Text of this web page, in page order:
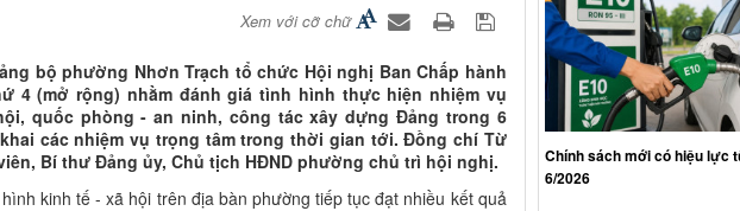
Xem với cỡ chữ
bộ phường Nhơn Trạch tổ chức Hội nghị Ban Chấp hành
4 (mở rộng) nhằm đánh giá tình hình thực hiện nhiệm vụ
quốc phòng - an ninh, công tác xây dựng Đảng trong 6
các nhiệm vụ trọng tâm trong thời gian tới. Đồng chí Từ
Bí thư Đảng ủy, Chủ tịch HĐND phường chủ trì hội nghị.
kinh tế - xã hội trên địa bàn phường tiếp tục đạt nhiều kết quả
Chính sách mới có hiệu lực
6/2026